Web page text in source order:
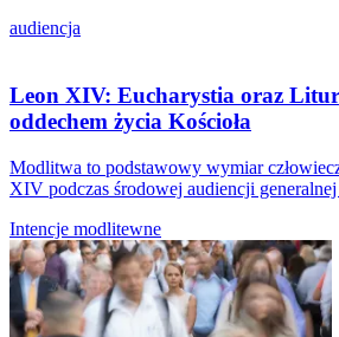
audiencja
Leon XIV: Eucharystia oraz
oddechem życia Kościoła
Modlitwa to podstawowy wymiar
XIV podczas środowej audiencji
Intencje modlitewne